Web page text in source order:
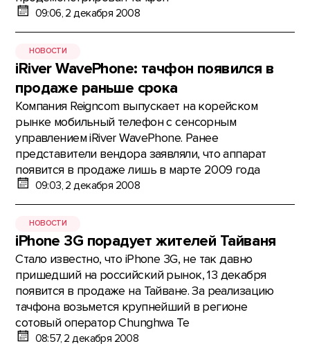
09:06, 2 декабря 2008
НОВОСТИ
iRiver WavePhone: тачфон появился в
продаже раньше срока
Компания Reigncom выпускает на корейском
рынке мобильный телефон с сенсорным
управлением iRiver WavePhone. Ранее
представители вендора заявляли, что аппарат
появится в продаже лишь в марте 2009 года
09:03, 2 декабря 2008
НОВОСТИ
iPhone 3G порадует жителей Тайваня
Стало известно, что iPhone 3G, не так давно
пришедший на российский рынок, 13 декабря
появится в продаже на Тайване. За реализацию
тачфона возьмется крупнейший в регионе
сотовый оператор Chunghwa Te
08:57, 2 декабря 2008